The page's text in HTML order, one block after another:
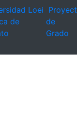
de
Loei
de
Grado